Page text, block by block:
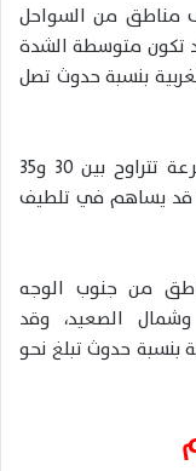
مناطق من السواحل
تكون متوسطة الشدة
بنسبة حدوث تصل
ومن المتوقع أيضًا نشاط للرياح أحيانًا بسرعة تتراوح بين 30 و35
قد يساهم في تلطيف
من جنوب الوجه
وشمال الصعيد، وقد
حدوث تبلغ نحو